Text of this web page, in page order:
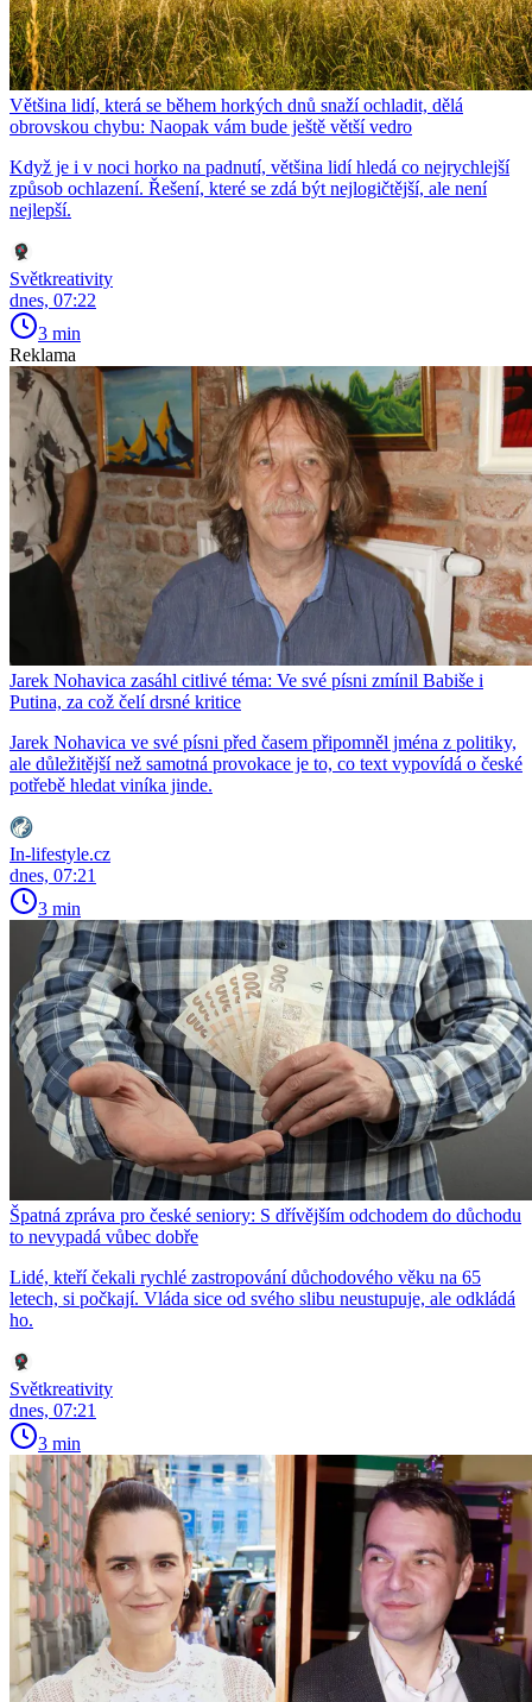
Většina lidí, která se během horkých dnů snaží ochladit, dělá
obrovskou chybu: Naopak vám bude ještě větší vedro
Když je i v noci horko na padnutí, většina lidí hledá co nejrychlejší
způsob ochlazení. Řešení, které se zdá být nejlogičtější, ale není
nejlepší.
Světkreativity
dnes, 07:22
3 min
Reklama
Jarek Nohavica zasáhl citlivé téma: Ve své písni zmínil Babiše i
Putina, za což čelí drsné kritice
Jarek Nohavica ve své písni před časem připomněl jména z politiky,
ale důležitější než samotná provokace je to, co text vypovídá o české
potřebě hledat viníka jinde.
In-lifestyle.cz
dnes, 07:21
3 min
Špatná zpráva pro české seniory: S dřívějším odchodem do důchodu
to nevypadá vůbec dobře
Lidé, kteří čekali rychlé zastropování důchodového věku na 65
letech, si počkají. Vláda sice od svého slibu neustupuje, ale odkládá
ho.
Světkreativity
dnes, 07:21
3 min